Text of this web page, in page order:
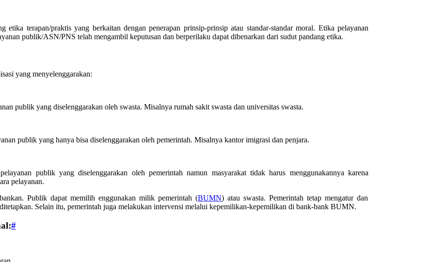
etika terapan/praktis yang berkaitan dengan penerapan prinsip-prinsip atau standar-standar moral. Etika pelayanan
publik/ASN/PNS telah mengambil keputusan dan berperilaku dapat dibenarkan dari sudut pandang etika.
yang menyelenggarakan:
publik yang diselenggarakan oleh swasta. Misalnya rumah sakit swasta dan universitas swasta.
publik yang hanya bisa diselenggarakan oleh pemerintah. Misalnya kantor imigrasi dan penjara.
publik yang diselenggarakan oleh pemerintah namun masyarakat tidak harus menggunakannya karena
pelayanan.
Publik dapat memilih enggunakan milik pemerintah (BUMN) atau swasta. Pemerintah tetap mengatur dan
Selain itu, pemerintah juga melakukan intervensi melalui kepemilikan-kepemilikan di bank-bank BUMN.
#